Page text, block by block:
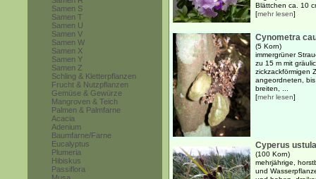
Samen S
Samen T
Samen U
Samen V
Samen W
Samen X
Samen Y
Samen Z
Schling & Kletterpflanzen
Frucht & Nutzpflanzen
Gemüse & Gewürze
Mangroven & Teich
Palmen & Palmfarne
Acacia
Adenium
Baumfarne/Farne
Eucalyptus
Plumeria
Hibiskus
Passiflora
Blättchen ca. 10
[mehr lesen]
Cynometra
(5 Korn)
immergrüner
zu 15 m mit
zickzackförmigen
angeordneten,
breiten, ...
[mehr lesen]
Cyperus
(100 Korn)
mehrjährige,
und